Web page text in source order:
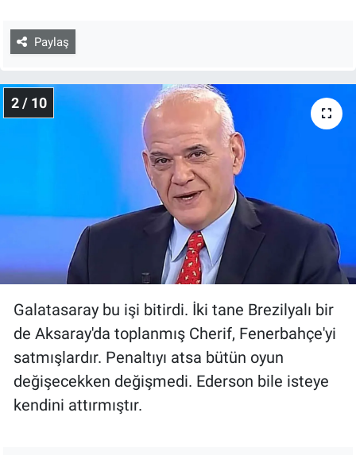
Paylaş
2 / 10
Galatasaray bu işi bitirdi. İki tane Brezilyalı bir
de Aksaray'da toplanmış Cherif, Fenerbahçe'yi
satmışlardır. Penaltıyı atsa bütün oyun
değişecekken değişmedi. Ederson bile isteye
kendini attırmıştır.